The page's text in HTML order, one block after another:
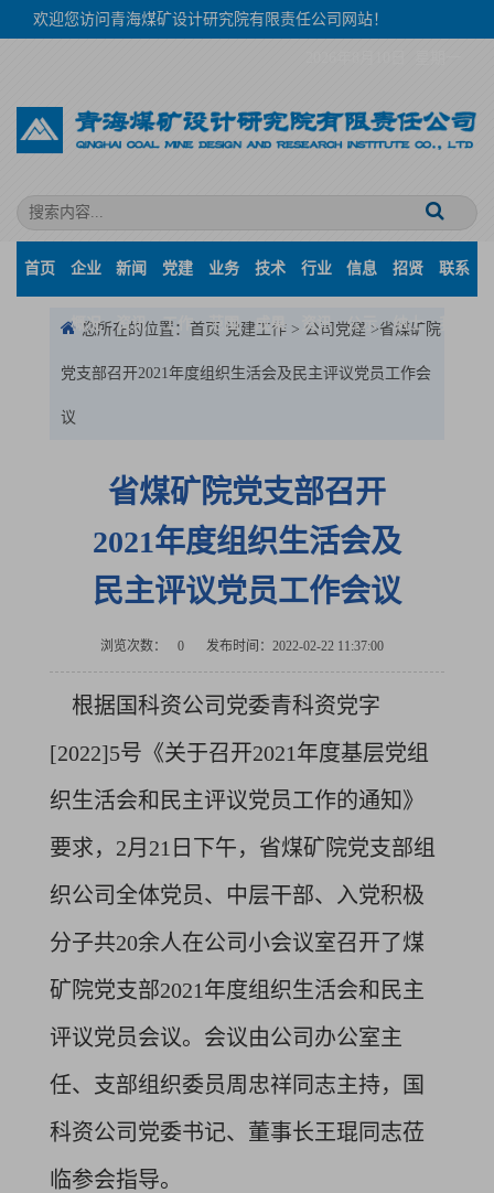
欢迎您访问青海煤矿设计研究院有限责任公司网站！
首页 企业
概况
新闻
资讯
党建
工作
业务
范围
技术
成果
行业
资讯
信息
公示
招贤
纳士
联系
我们
您所在的位置： 首页 党建工作 > 公司党建 >省煤矿院
党支部召开2021年度组织生活会及民主评议党员工作会
议
省煤矿院党支部召开
2021年度组织生活会及
民主评议党员工作会议
浏览次数： 0 发布时间：2022-02-22 11:37:00
根据国科资公司党委青科资党字
[2022]5号《关于召开2021年度基层党组
织生活会和民主评议党员工作的通知》
要求，2月21日下午，省煤矿院党支部组
织公司全体党员、中层干部、入党积极
分子共20余人在公司小会议室召开了煤
矿院党支部2021年度组织生活会和民主
评议党员会议。会议由公司办公室主
任、支部组织委员周忠祥同志主持，国
科资公司党委书记、董事长王琨同志莅
临参会指导。